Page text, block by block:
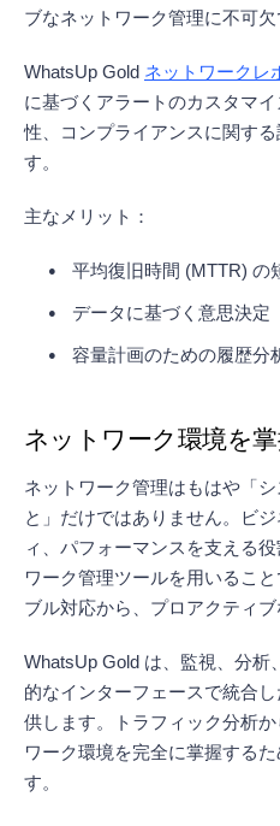
ブなネットワーク管理に不可欠
WhatsUp Gold ネットワークレ
に基づくアラートのカスタマ
性、コンプライアンスに関す
す。
主なメリット：
平均復旧時間 (MTTR) の
データに基づく意思決定
容量計画のための履歴分
ネットワーク環境を
ネットワーク管理はもはや「
と」だけではありません。ビ
ィ、パフォーマンスを支える
ワーク管理ツールを用いるこ
ブル対応から、プロアクティブ
WhatsUp Gold は、監視、分析
的なインターフェースで統合
供します。トラフィック分析
ワーク環境を完全に掌握する
す。